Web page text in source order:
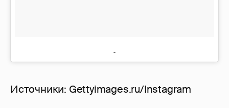
Источники: Gettyimages.ru/Instagram